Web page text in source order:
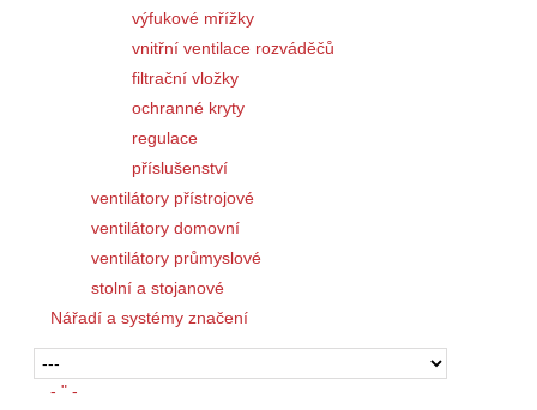
výfukové mřížky
vnitřní ventilace rozváděčů
filtrační vložky
ochranné kryty
regulace
příslušenství
ventilátory přístrojové
ventilátory domovní
ventilátory průmyslové
stolní a stojanové
Nářadí a systémy značení
- " -